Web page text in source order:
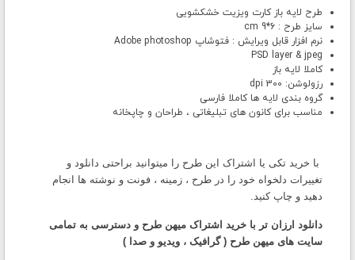
طرح لایه باز کارت ویزیت خشکشویی
سایز طرح : 6*9 cm
نرم افزار قابل ویرایش : فتوشاپ Adobe photoshop
PSD layer & jpeg
کاملا لایه باز
رزولوشن: 300 dpi
گروه بندی لایه ها کاملا فارسی
مناسب برای کانون های تبلیغاتی ، طراحان و چاپخانه
با خرید تکی یا اشتراک این طرح را میتوانید براحتی دانلود و
تغییرات دلخواه خود را در طرح ، زمینه ، فونت و نوشته ها انجام
دهید و چاپ کنید.
دانلود ارزان تر با خرید اشتراک میهن طرح و دسترسی به تمامی
سایت های میهن طرح ( گرافیک ، ویدیو و صدا )